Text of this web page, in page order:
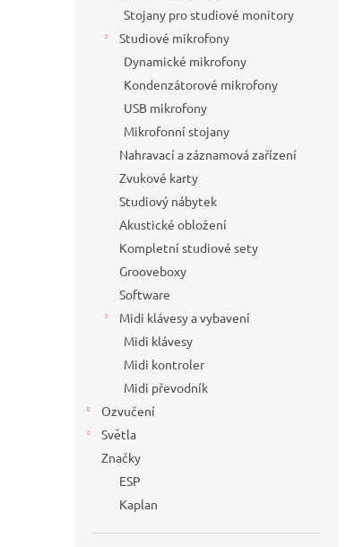
Stojany pro studiové monitory
Studiové mikrofony
Dynamické mikrofony
Kondenzátorové mikrofony
USB mikrofony
Mikrofonní stojany
Nahravací a záznamová zařízení
Zvukové karty
Studiový nábytek
Akustické obložení
Kompletní studiové sety
Grooveboxy
Software
Midi klávesy a vybavení
Midi klávesy
Midi kontroler
Midi převodník
Ozvučení
Světla
Značky
ESP
Kaplan